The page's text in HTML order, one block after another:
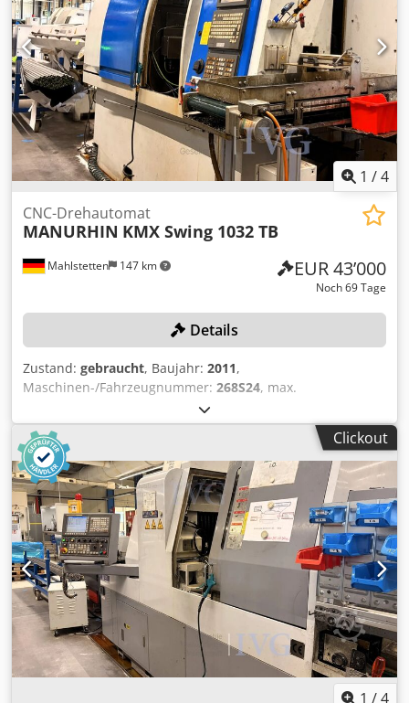
1 /4
Mahlstetten 147 km
CNC-Drehautomat
MANURHIN KMX Swing 1032 TB
EUR 43’000
Noch 69 Tage
Details
Zustand: gebraucht, Baujahr: 2011,
Maschinen-/Fahrzeugnummer: 268S24, max.
Stangendurchmesser: 32 mm, max. Bearbeitungslänge:
250 mm, mit Steuerung FANUC Series 160i-TB, Förderband,
Späneförderer, linksseitiger Stangenlader FMB Turbo 3-36,
Seriennummer: 51-261463/876667, Baujahr: 2011, Filter-
und Kühleinheit, Hochdruckanlage COMBILOOP, ohne
Werkzeuge Cjdpfozqy T Nox Alyoha
Clickout
1 /4